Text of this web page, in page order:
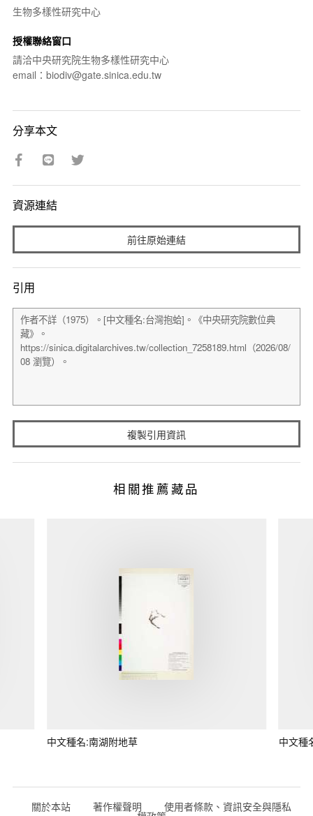
生物多樣性研究中心
授權聯絡窗口
請洽中央研究院生物多樣性研究中心
email：biodiv@gate.sinica.edu.tw
分享本文
資源連結
前往原始連結
引用
複製引用資訊
相關推薦藏品
中文種名:南湖附地草 中文種
關於本站 著作權聲明 使用者條款、資訊安全與隱私